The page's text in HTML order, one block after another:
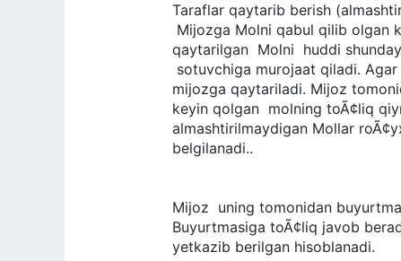
Taraflar qaytarib berish
Mijozga Molni qabul qilib olgan
qaytarilgan Molni huddi shunday,
sotuvchiga murojaat qiladi. Agar
mijozga qaytariladi. Mijoz
keyin qolgan molning
almashtirilmaydigan Mollar
belgilanadi..
Mijoz uning tomonidan buyurtma
Buyurtmasiga toÃ¢liq javob
yetkazib berilgan hisoblanadi.